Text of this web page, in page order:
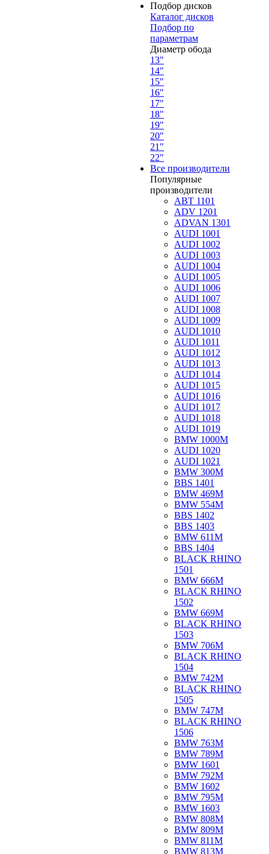
Подбор дисков
Каталог дисков
Подбор по
параметрам
Диаметр обода
13"
14"
15"
16"
17"
18"
19"
20"
21"
22"
Все производители
Популярные
производители
ABT 1101
ADV 1201
ADVAN 1301
AUDI 1001
AUDI 1002
AUDI 1003
AUDI 1004
AUDI 1005
AUDI 1006
AUDI 1007
AUDI 1008
AUDI 1009
AUDI 1010
AUDI 1011
AUDI 1012
AUDI 1013
AUDI 1014
AUDI 1015
AUDI 1016
AUDI 1017
AUDI 1018
AUDI 1019
BMW 1000M
AUDI 1020
AUDI 1021
BMW 300M
BBS 1401
BMW 469M
BMW 554M
BBS 1402
BBS 1403
BMW 611M
BBS 1404
BLACK RHINO
1501
BMW 666M
BLACK RHINO
1502
BMW 669M
BLACK RHINO
1503
BMW 706M
BLACK RHINO
1504
BMW 742M
BLACK RHINO
1505
BMW 747M
BLACK RHINO
1506
BMW 763M
BMW 789M
BMW 1601
BMW 792M
BMW 1602
BMW 795M
BMW 1603
BMW 808M
BMW 809M
BMW 811M
BMW 813M